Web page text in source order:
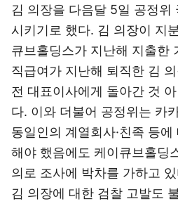
김 의장을 다음달 5일 공정위
시키기로 했다. 김 의장이 지
큐브홀딩스가 지난해 지출한
직급여가 지난해 퇴직한 김
전 대표이사에게 돌아간 것
다. 이와 더불어 공정위는 카
동일인의 계열회사·친족 등
해야 했음에도 케이큐브홀딩
의로 조사에 박차를 가하고
김 의장에 대한 검찰 고발도